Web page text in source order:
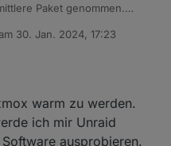
Paket genommen.
zu bewerkstelligen.
30. Jan. 2024, 17:23
von
warm zu werden.
ich mir Unraid
ausprobieren.